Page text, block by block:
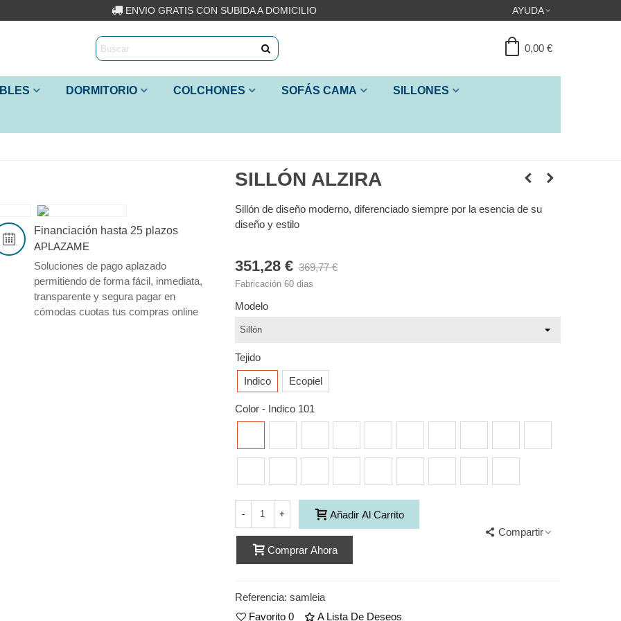
ENVIO GRATIS CON SUBIDA A DOMICILIO AYUDA
0,00 €
DORMITORIO COLCHONES SOFÁS CAMA SILLONES
Financiación hasta 25 plazos
APLAZAME
Soluciones de pago aplazado
permitiendo de forma fácil, inmediata,
transparente y segura pagar en
cómodas cuotas tus compras online
SILLÓN ALZIRA
Sillón de diseño moderno, diferenciado siempre por la esencia de su
diseño y estilo
351,28 € 369,77 €
Fabricación 60 dias
Modelo
Tejido
Indico
Ecopiel
Color- Indico 101
- + Añadir Al Carrito
Comprar Ahora
Compartir
Referencia: samleia
Favorito 0 A Lista De Deseos